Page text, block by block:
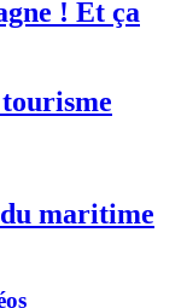
! Et ça
maritime